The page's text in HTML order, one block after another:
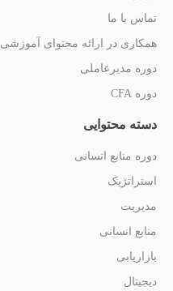
تماس با ما
همکاری در ارائه محتوای آموزشی
دوره مدیرعاملی
دوره CFA
دسته محتوایی
دوره منابع انسانی
استراتژیک
مدیریت
منابع انسانی
بازاریابی
دیجیتال